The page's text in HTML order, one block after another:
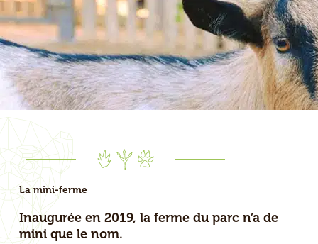
La mini-ferme
Inaugurée en 2019, la ferme du parc n’a de
mini que le nom.